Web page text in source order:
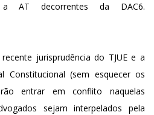
AT decorrentes da DAC6.
jurisprudência do TJUE e a
Constitucional (sem esquecer os
entrar em conflito naquelas
sejam interpelados pela